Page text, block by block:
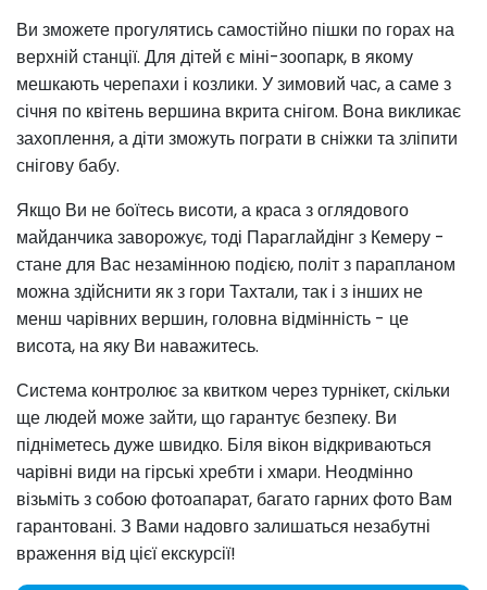
Ви зможете прогулятись самостійно пішки по горах на
верхній станції. Для дітей є міні-зоопарк, в якому
мешкають черепахи і козлики. У зимовий час, а саме з
січня по квітень вершина вкрита снігом. Вона викликає
захоплення, а діти зможуть пограти в сніжки та зліпити
снігову бабу.
Якщо Ви не боїтесь висоти, а краса з оглядового
майданчика заворожує, тоді Параглайдiнг з Кемеру -
стане для Вас незамінною подією, політ з парапланом
можна здійснити як з гори Тахтали, так і з інших не
менш чарівних вершин, головна відмінність - це
висота, на яку Ви наважитесь.
Система контролює за квитком через турнікет, скільки
ще людей може зайти, що гарантує безпеку. Ви
підніметесь дуже швидко. Біля вікон відкриваються
чарівні види на гірські хребти і хмари. Неодмінно
візьміть з собою фотоапарат, багато гарних фото Вам
гарантовані. З Вами надовго залишаться незабутні
враження від цієї екскурсії!